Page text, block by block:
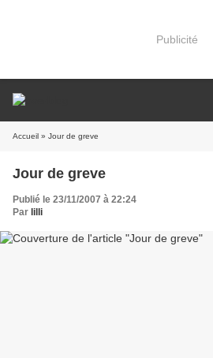
Publicité
Accueil » Jour de greve
Jour de greve
Publié le 23/11/2007 à 22:24
Par lilli